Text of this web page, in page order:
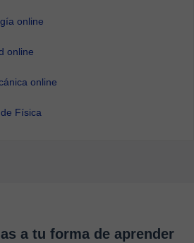
online
online
online
Física
a tu forma de aprender